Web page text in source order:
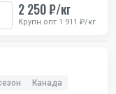
2 250 ₽/кг
Крупн.опт 1 911 ₽/кг
Канада